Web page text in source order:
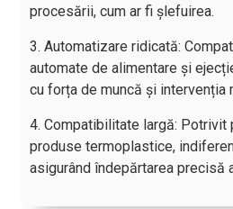
procesării, cum ar fi șlefuirea.
3. Automatizare ridicată:
automate de alimentare și
cu forța de muncă și intervenția
4. Compatibilitate largă: Potrivit
produse termoplastice,
asigurând îndepărtarea precisă